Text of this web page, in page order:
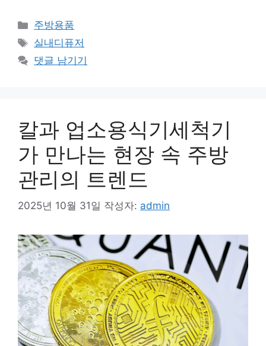
카
테
리
주방용품
태
그
실내디퓨저
댓글 남기기
칼과 업소용식기세척기
가 만나는 현장 속 주방
관리의 트렌드
2025년 10월 31일 작성자: admin